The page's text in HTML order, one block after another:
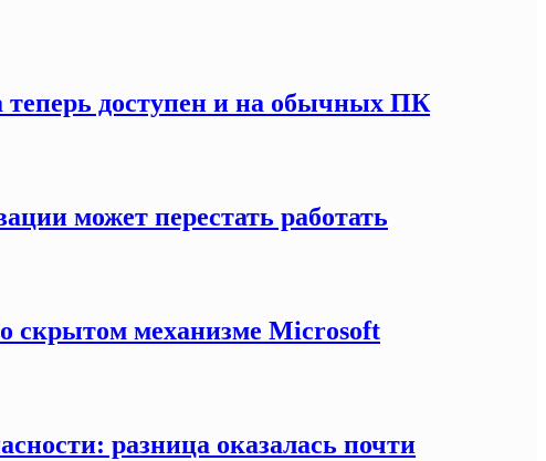
теперь доступен и на обычных ПК
может перестать работать
скрытом механизме Microsoft
разница оказалась почти